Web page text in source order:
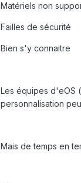
Matériels non
Failles de sécurité
Bien s'y connaitre
Les équipes d'eOS
personnalisation
Mais de temps en